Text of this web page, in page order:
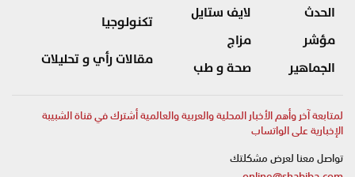
الحدث
مؤشر
الجماهير
لايف ستايل
مزاج
صحة و طب
تكنولوجيا
مقالات رأي و تحليلات
لمتابعة آخر وأهم الأخبار المحلية والعربية والعالمية أشترك في قناة الشبيبة
الإخبارية على الواتساب
تواصل معنا لعرض مشكلتك